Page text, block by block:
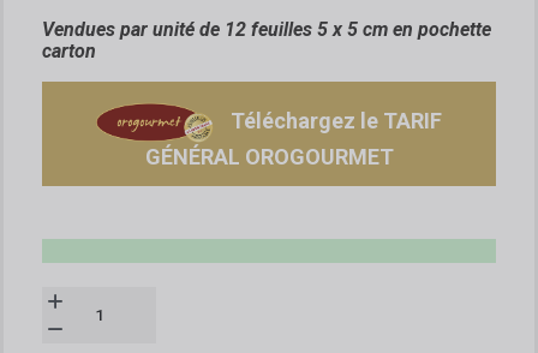
Vendues par unité de 12 feuilles 5 x 5 cm en pochette
carton
Téléchargez le TARIF
GÉNÉRAL OROGOURMET